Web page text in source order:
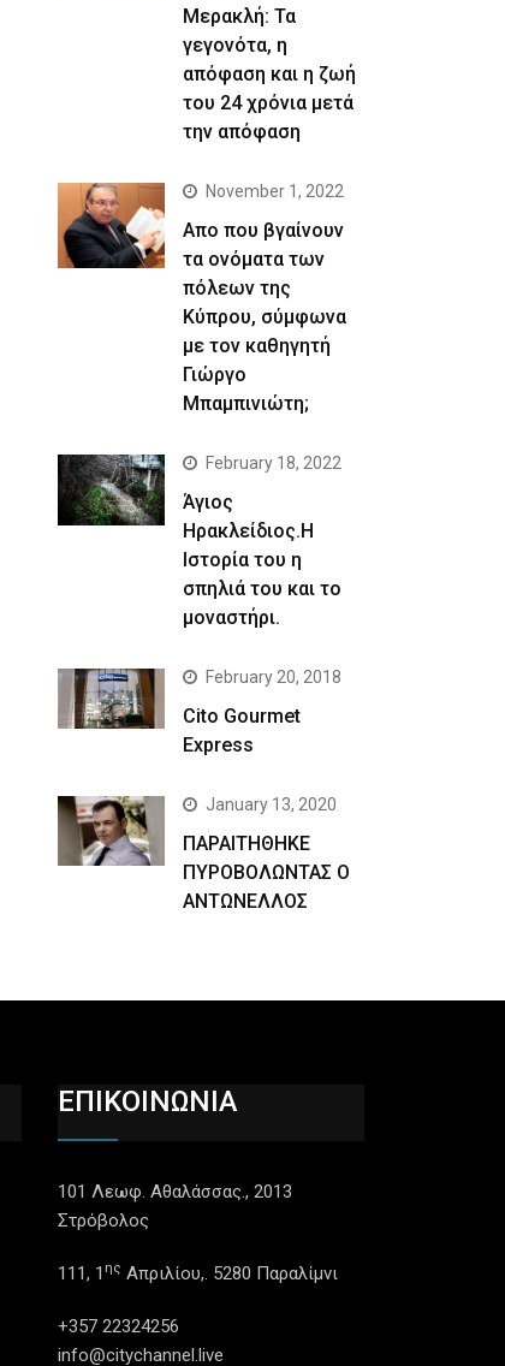
Μερακλή: Τα
γεγονότα, η
απόφαση και η ζωή
του 24 χρόνια μετά
την απόφαση
November 1, 2022
Απο που βγαίνουν
τα ονόματα των
πόλεων της
Κύπρου, σύμφωνα
με τον καθηγητή
Γιώργο
Μπαμπινιώτη;
February 18, 2022
Άγιος
Ηρακλείδιος.Η
Ιστορία του η
σπηλιά του και το
μοναστήρι.
February 20, 2018
Cito Gourmet
Express
January 13, 2020
ΠΑΡΑΙΤΗΘΗΚΕ
ΠΥΡΟΒΟΛΩΝΤΑΣ Ο
ΑΝΤΩΝΕΛΛΟΣ
ΕΠΙΚΟΙΝΩΝΙΑ
101 Λεωφ. Αθαλάσσας., 2013
Στρόβολος
111, 1 ης Απριλίου,. 5280 Παραλίμνι
+357 22324256
info@citychannel.live